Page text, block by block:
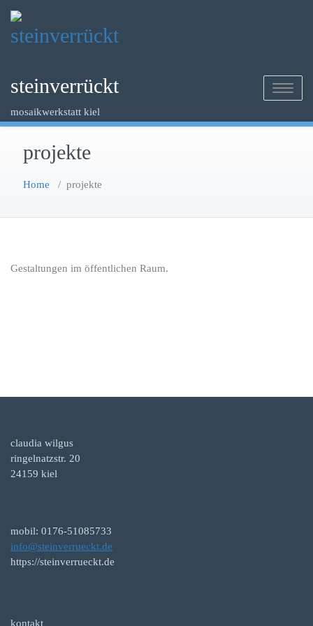
content
steinverrückt
mosaikwerkstatt kiel
Toggle
projekte
Home / projekte
Gestaltungen im öffentlichen Raum.
claudia wilgus
ringelnatzstr. 20
24159 kiel
mobil: 0176-51085733
info@steinverrueckt.de
https://steinverrueckt.de
kontakt